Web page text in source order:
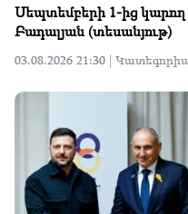
Սեպտեմբերի 1-ից կարող
Բադալյան (տեսանյութ)
03.08.2026 21:30 |